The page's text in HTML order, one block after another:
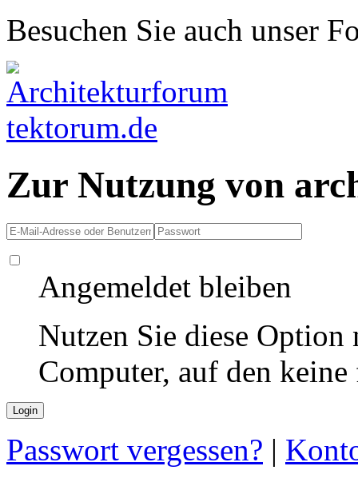
Besuchen Sie auch unser
Zur Nutzung von
Angemeldet bleiben
Nutzen Sie diese
Computer, auf den
Passwort vergessen? |